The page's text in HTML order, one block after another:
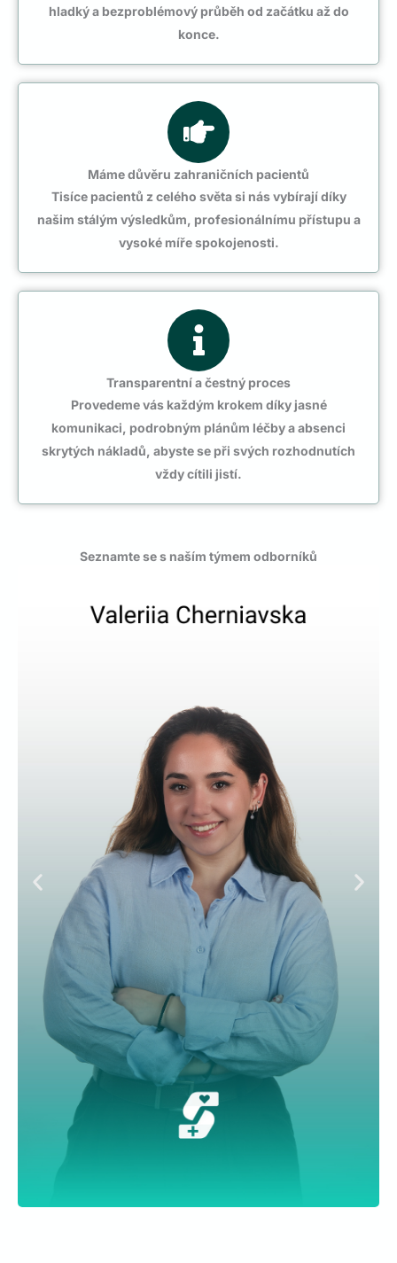
hladký a bezproblémový průběh od začátku až do
konce.
Máme důvěru zahraničních pacientů
Tisíce pacientů z celého světa si nás vybírají díky
našim stálým výsledkům, profesionálnímu přístupu a
vysoké míře spokojenosti.
Transparentní a čestný proces
Provedeme vás každým krokem díky jasné
komunikaci, podrobným plánům léčby a absenci
skrytých nákladů, abyste se při svých rozhodnutích
vždy cítili jistí.
Seznamte se s naším týmem odborníků